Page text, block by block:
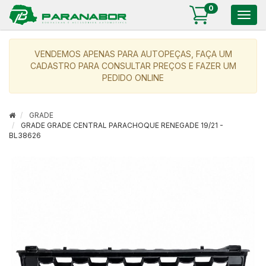
0
VENDEMOS APENAS PARA AUTOPEÇAS, FAÇA UM
CADASTRO PARA CONSULTAR PREÇOS E FAZER UM
PEDIDO ONLINE
GRADE
GRADE GRADE CENTRAL PARACHOQUE RENEGADE 19/21 -
BL38626